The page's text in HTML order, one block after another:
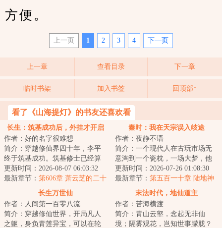
方便。
上一页 1 2 3 4 下—页
上一章 查看目录 下一章
临时书架 加入书签 回顶部↑
看了《山海提灯》的书友还喜欢看
长生：筑基成功后，外挂才开启
作者：好的名字很难想
简介：穿越修仙界四十年，李平
终于筑基成功。筑基修士已经算
是修仙界的中层。李平深知以自
己的三灵根资质...
更新时间：2026-08-07 06:03:32
最新章节： 第606章 萧云芝的二十
秦时：我在天宗误入歧途
作者：夜静不语
简介：一个现代人在古玩市场无
意淘到一个瓷枕，一场大梦，他
的灵魂穿越到了一个战火纷飞的
年代，这里诸子...
更新时间：2026-07-26 01:08:30
最新章节： 第五百一十章 陆地神
仙，乐土（完）
长生万世仙
作者：人间第一百零八流
简介：穿越修仙世界，开局凡人
之躯，身负青莲异宝，可以在轮
末法时代，地仙道主
作者：苦海横渡
简介：青山云壑，念起无非仙
境；隔雾观花，岂知世事朦胧？